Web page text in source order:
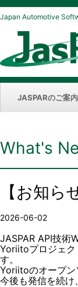
Japan Automotive
JASPARのご案内
What's
【お知
2026-06-02
JASPAR API技術
Yoriitoプロジェク
す。
Yoriitoのオープン
今後も発信を続